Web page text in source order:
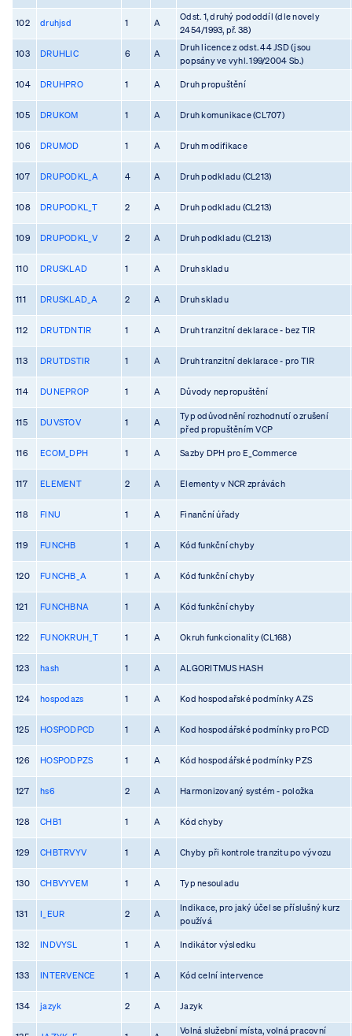
102 druhjsd 1 A
Odst. 1, druhý pododdíl (dle novely
2454/1993, př. 38)
103 DRUHLIC 6 A
Druh licence z odst. 44 JSD (jsou
popsány ve vyhl. 199/2004 Sb.)
104 DRUHPRO 1 A Druh propuštění
105 DRUKOM 1 A Druh komunikace (CL707)
106 DRUMOD 1 A Druh modifikace
107 DRUPODKL_A 4 A Druh podkladu (CL213)
108 DRUPODKL_T 2 A Druh podkladu (CL213)
109 DRUPODKL_V 2 A Druh podkladu (CL213)
110 DRUSKLAD 1 A Druh skladu
111 DRUSKLAD_A 2 A Druh skladu
112 DRUTDNTIR 1 A Druh tranzitní deklarace - bez TIR
113 DRUTDSTIR 1 A Druh tranzitní deklarace - pro TIR
114 DUNEPROP 1 A Důvody nepropuštění
115 DUVSTOV 1 A
Typ odůvodnění rozhodnutí o zrušení
před propuštěním VCP
116 ECOM_DPH 1 A Sazby DPH pro E_Commerce
117 ELEMENT 2 A Elementy v NCR zprávách
118 FINU 1 A Finanční úřady
119 FUNCHB 1 A Kód funkční chyby
120 FUNCHB_A 1 A Kód funkční chyby
121 FUNCHBNA 1 A Kód funkční chyby
122 FUNOKRUH_T 1 A Okruh funkcionality (CL168)
123 hash 1 A ALGORITMUS HASH
124 hospodazs 1 A Kod hospodařské podmínky AZS
125 HOSPODPCD 1 A Kod hospodářské podmínky pro PCD
126 HOSPODPZS 1 A Kód hospodářské podmínky PZS
127 hs6 2 A Harmonizovaný systém - položka
128 CHB1 1 A Kód chyby
129 CHBTRVYV 1 A Chyby při kontrole tranzitu po vývozu
130 CHBVYVEM 1 A Typ nesouladu
131 I_EUR 2 A
Indikace, pro jaký účel se příslušný kurz
používá
132 INDVYSL 1 A Indikátor výsledku
133 INTERVENCE 1 A Kód celní intervence
134 jazyk 2 A Jazyk
Volná služební místa, volná pracovní